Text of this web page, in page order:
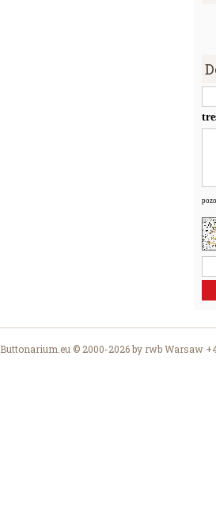
Buttonarium.eu © 2000-2026 by rwb Warsaw